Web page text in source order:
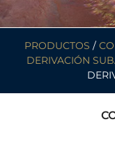
PRODUCTOS /
DERIVACIÓN